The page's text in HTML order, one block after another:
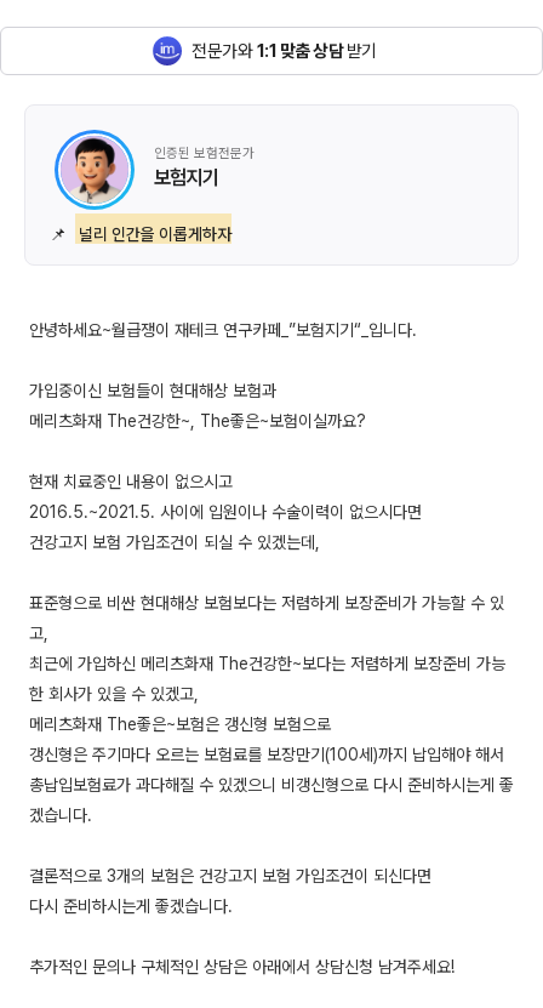
전문가와1:1 맞춤 상담받기
인증된 보험전문가
보험지기
📌 널리 인간을 이롭게하자
안녕하세요~월급쟁이 재테크 연구카페_”보험지기“_입니다.
가입중이신 보험들이 현대해상 보험과
메리츠화재 The건강한~, The좋은~보험이실까요?
현재 치료중인 내용이 없으시고
2016.5.~2021.5. 사이에 입원이나 수술이력이 없으시다면
건강고지 보험 가입조건이 되실 수 있겠는데,
표준형으로 비싼 현대해상 보험보다는 저렴하게 보장준비가 가능할 수 있
고,
최근에 가입하신 메리츠화재 The건강한~보다는 저렴하게 보장준비 가능
한 회사가 있을 수 있겠고,
메리츠화재 The좋은~보험은 갱신형 보험으로
갱신형은 주기마다 오르는 보험료를 보장만기(100세)까지 납입해야 해서
총납입보험료가 과다해질 수 있겠으니 비갱신형으로 다시 준비하시는게 좋
겠습니다.
결론적으로 3개의 보험은 건강고지 보험 가입조건이 되신다면
다시 준비하시는게 좋겠습니다.